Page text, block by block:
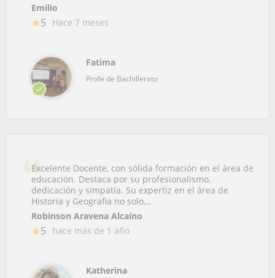
Emilio
5 Hace 7 meses
Fatima
Profe de Bachillerato
Excelente Docente, con sólida formación en el área de
educación. Destaca por su profesionalismo,
dedicación y simpatía. Su expertiz en el área de
Historia y Geografia no solo...
Robinson Aravena Alcaíno
5 hace más de 1 año
Katherina